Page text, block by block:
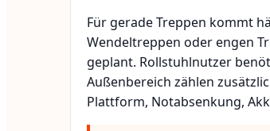
Für gerade Treppen kommt
Wendeltreppen oder engen
geplant. Rollstuhlnutzer
Außenbereich zählen
Plattform, Notabsenkung,